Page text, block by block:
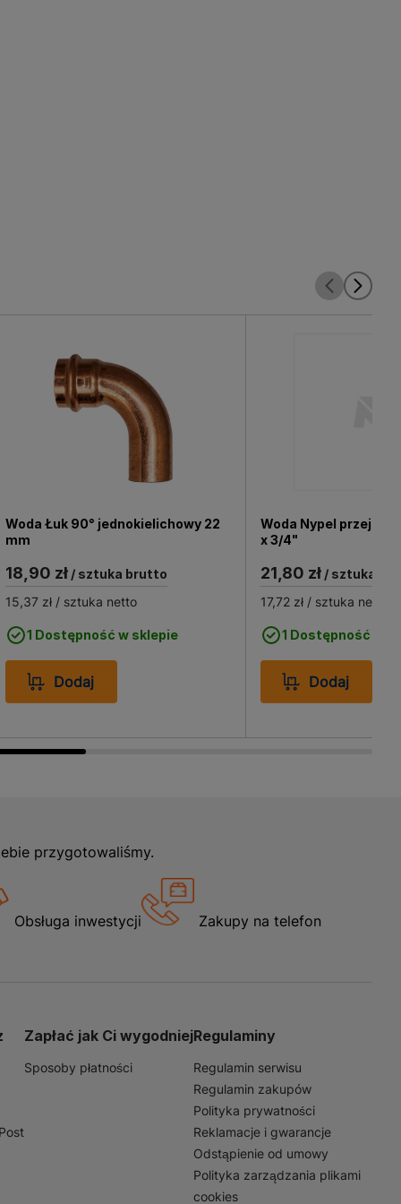
można liczyć.
Woda Łuk 90° jednokielichowy 22
mm
18,90 zł / sztuka brutto
15,37 zł / sztuka netto
1 Dostępność w sklepie
Dodaj
Woda Nypel
x 3/4"
21,80 zł/ sztuka
17,72 zł/ sztuka netto
1 Dostępność w
Dodaj
przygotowaliśmy.
Obsługa inwestycji Zakupy na telefon
Zapłać jak Ci wygodniej
Sposoby płatności
Regulaminy
Regulamin serwisu
Regulamin zakupów
Polityka prywatności
Reklamacje i gwarancje
Odstąpienie od umowy
Polityka zarządzania plikami
cookies